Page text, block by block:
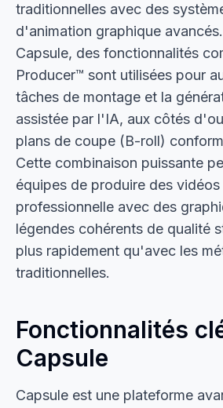
traditionnelles avec des
d'animation graphique
Capsule, des fonctionnalités
Producer™ sont utilisées pour
tâches de montage et la
assistée par l'IA, aux côtés
plans de coupe (B-roll)
Cette combinaison puissante
équipes de produire des
professionnelle avec des
légendes cohérents de qualité
plus rapidement qu'avec les
traditionnelles.
Fonctionnalités
Capsule
Capsule est une plateforme